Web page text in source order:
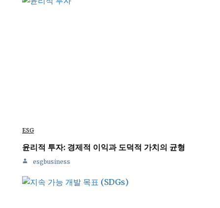
ESG
윤리적 투자: 경제적 이익과 도덕적 가치의 균형
esgbusiness